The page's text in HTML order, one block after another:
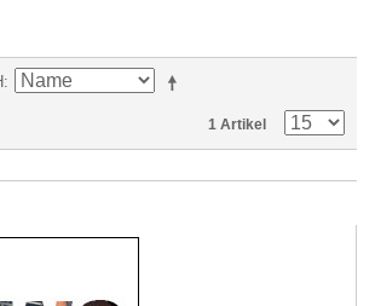
1 Artikel